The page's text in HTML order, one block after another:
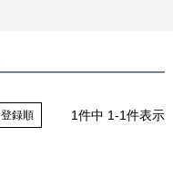
登録順 1件中 1-1件表示